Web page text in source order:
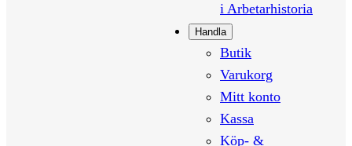
i Arbetarhistoria
Handla
Butik
Varukorg
Mitt konto
Kassa
Köp- &